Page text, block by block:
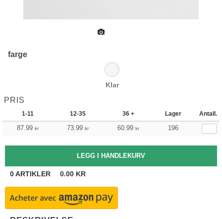
farge
Klar
PRIS
1-11 12-35 36 + Lager Antall.
87.99 kr 73.99 kr 60.99 kr 196
0ARTIKLER 0.00 KR